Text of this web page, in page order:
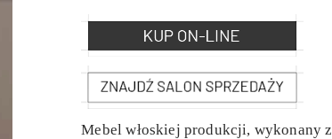
Mebel włoskiej produkcji, wykonany z